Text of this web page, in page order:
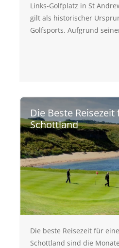
Links-Golfplatz in St
gilt als historischer
Golfsports. Aufgrund
Die Beste
Schottland
Die beste Reisezeit für
Schottland sind die